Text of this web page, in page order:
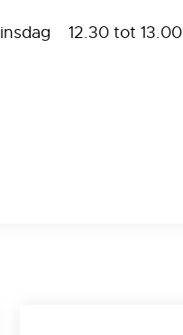
12.30 tot 13.00